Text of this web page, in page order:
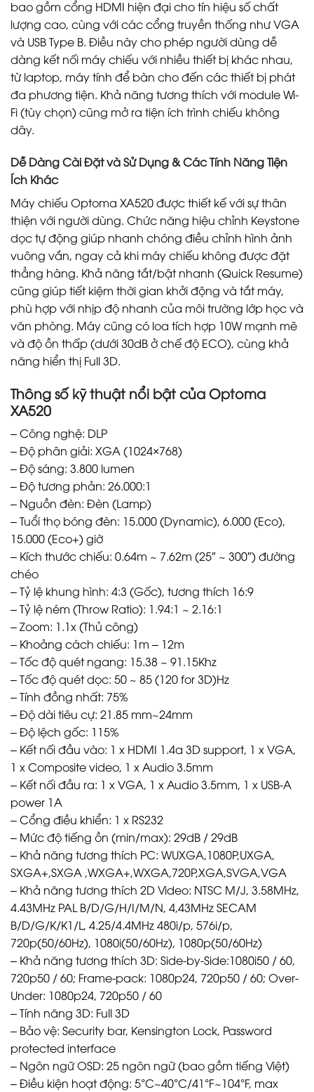
bao gồm cổng HDMI hiện đại cho tín hiệu số chất
lượng cao, cùng với các cổng truyền thống như VGA
và USB Type B. Điều này cho phép người dùng dễ
dàng kết nối máy chiếu với nhiều thiết bị khác nhau,
từ laptop, máy tính để bàn cho đến các thiết bị phát
đa phương tiện. Khả năng tương thích với module Wi-
Fi (tùy chọn) cũng mở ra tiện ích trình chiếu không
dây.
Dễ Dàng Cài Đặt và Sử Dụng & Các Tính Năng Tiện
Ích Khác
Máy chiếu Optoma XA520 được thiết kế với sự thân
thiện với người dùng. Chức năng hiệu chỉnh Keystone
dọc tự động giúp nhanh chóng điều chỉnh hình ảnh
vuông vắn, ngay cả khi máy chiếu không được đặt
thẳng hàng. Khả năng tắt/bật nhanh (Quick Resume)
cũng giúp tiết kiệm thời gian khởi động và tắt máy,
phù hợp với nhịp độ nhanh của môi trường lớp học và
văn phòng. Máy cũng có loa tích hợp 10W mạnh mẽ
và độ ồn thấp (dưới 30dB ở chế độ ECO), cùng khả
năng hiển thị Full 3D.
Thông số kỹ thuật nổi bật của Optoma
XA520
– Công nghệ: DLP
– Độ phân giải: XGA (1024×768)
– Độ sáng: 3.800 lumen
– Độ tương phản: 26.000:1
– Nguồn đèn: Đèn (Lamp)
– Tuổi thọ bóng đèn: 15.000 (Dynamic), 6.000 (Eco),
15.000 (Eco+) giờ
– Kích thước chiếu: 0.64m ~ 7.62m (25″ ~ 300″) đường
chéo
– Tỷ lệ khung hình: 4:3 (Gốc), tương thích 16:9
– Tỷ lệ ném (Throw Ratio): 1.94:1 ~ 2.16:1
– Zoom: 1.1x (Thủ công)
– Khoảng cách chiếu: 1m – 12m
– Tốc độ quét ngang: 15.38 ~ 91.15Khz
– Tốc độ quét dọc: 50 ~ 85 (120 for 3D)Hz
– Tính đồng nhất: 75%
– Độ dài tiêu cự: 21.85 mm~24mm
– Độ lệch gốc: 115%
– Kết nối đầu vào: 1 x HDMI 1.4a 3D support, 1 x VGA,
1 x Composite video, 1 x Audio 3.5mm
– Kết nối đầu ra: 1 x VGA, 1 x Audio 3.5mm, 1 x USB-A
power 1A
– Cổng điều khiển: 1 x RS232
– Mức độ tiếng ồn (min/max): 29dB / 29dB
– Khả năng tương thích PC: WUXGA,1080P,UXGA,
SXGA+,SXGA ,WXGA+,WXGA,720P,XGA,SVGA,VGA
– Khả năng tương thích 2D Video: NTSC M/J, 3.58MHz,
4.43MHz PAL B/D/G/H/I/M/N, 4,43MHz SECAM
B/D/G/K/K1/L, 4.25/4.4MHz 480i/p, 576i/p,
720p(50/60Hz), 1080i(50/60Hz), 1080p(50/60Hz)
– Khả năng tương thích 3D: Side-by-Side:1080i50 / 60,
720p50 / 60; Frame-pack: 1080p24, 720p50 / 60; Over-
Under: 1080p24, 720p50 / 60
– Tính năng 3D: Full 3D
– Bảo vệ: Security bar, Kensington Lock, Password
protected interface
– Ngôn ngữ OSD: 25 ngôn ngữ (bao gồm tiếng Việt)
– Điều kiện hoạt động: 5°C~40°C/41°F~104°F, max